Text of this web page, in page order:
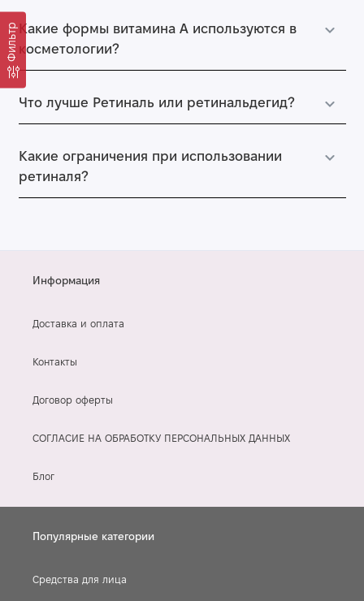
Фильтр Уменьшает морщины:заметно разглаживает мелкие
морщинки, а более глубокие делает менее
выраженными.
Обновляет кожу:
обновления, делая кожу более гладкой и мягкой.
Почему именно сыворотка с ретиналем?
Сыворотка
слои кожи, обеспечивая максимальный эффект.
Начните с небольшого количества, нанося сыворотку
Какие формы витамина А используются в
косметологии?
Что лучше Ретиналь или ретинальдегид?
Какие ограничения при использовании
ретиналя?
Информация
Доставка и оплата
Контакты
Договор оферты
СОГЛАСИЕ НА ОБРАБОТКУ ПЕРСОНАЛЬНЫХ ДАННЫХ
Блог
Популярные категории
Средства для лица